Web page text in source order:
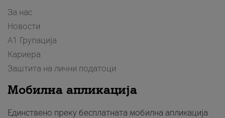
За нас
Новости
А1 Групација
Кариера
Заштита на лични податоци
Мобилна апликација
Единствено преку бесплатната мобилна апликација